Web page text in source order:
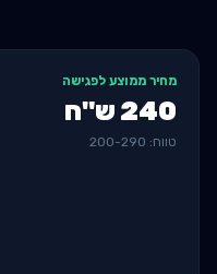
מחיר ממוצע לפגישה
240 ש"ח
טווח: 200-290